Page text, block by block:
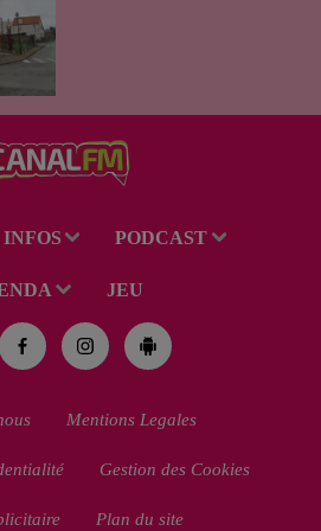
de 38 ans a été mis en examen
pour homicide...
INFOS PODCAST
JEU
Mentions Legales
Gestion des Cookies
Plan du site